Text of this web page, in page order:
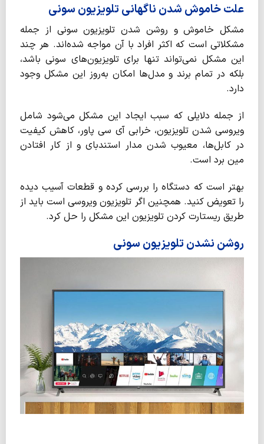
علت خاموش شدن ناگهانی تلویزیون سونی
مشکل خاموش و روشن شدن تلویزیون سونی از جمله
مشکلاتی است که اکثر افراد با آن مواجه شده‌اند. هر چند
این مشکل نمی‌تواند تنها برای تلویزیون‌های سونی باشد،
بلکه در تمام برند و مدل‌ها امکان به‌روز این مشکل وجود
دارد.
از جمله دلایلی که سبب ایجاد این مشکل می‌شود شامل
ویروسی شدن تلویزیون، خرابی آی سی پاور، کاهش کیفیت
در کابل‌ها، معیوب شدن مدار استندبای و از کار افتادن
مین برد است.
بهتر است که دستگاه را بررسی کرده و قطعات آسیب دیده
را تعویض کنید. همچنین اگر تلویزیون ویروسی است باید از
طریق ریستارت کردن تلویزیون این مشکل را حل کرد.
روشن نشدن تلویزیون سونی